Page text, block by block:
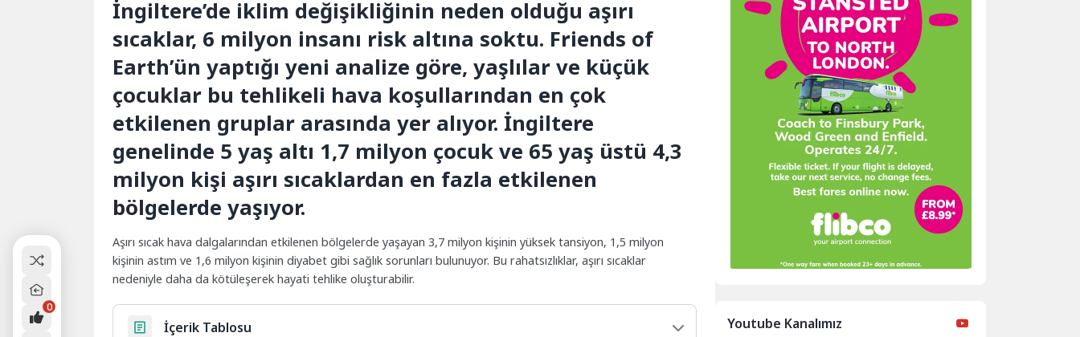
İngiltere’de iklim değişikliğinin neden olduğu aşırı
sıcaklar, 6 milyon insanı risk altına soktu. Friends of
Earth’ün yaptığı yeni analize göre, yaşlılar ve küçük
çocuklar bu tehlikeli hava koşullarından en çok
etkilenen gruplar arasında yer alıyor. İngiltere
genelinde 5 yaş altı 1,7 milyon çocuk ve 65 yaş üstü 4,3
milyon kişi aşırı sıcaklardan en fazla etkilenen
bölgelerde yaşıyor.
Aşırı sıcak hava dalgalarından etkilenen bölgelerde yaşayan 3,7 milyon kişinin yüksek tansiyon, 1,5 milyon
kişinin astım ve 1,6 milyon kişinin diyabet gibi sağlık sorunları bulunuyor. Bu rahatsızlıklar, aşırı sıcaklar
nedeniyle daha da kötüleşerek hayati tehlike oluşturabilir.
İçerik Tablosu Youtube Kanalımız
0